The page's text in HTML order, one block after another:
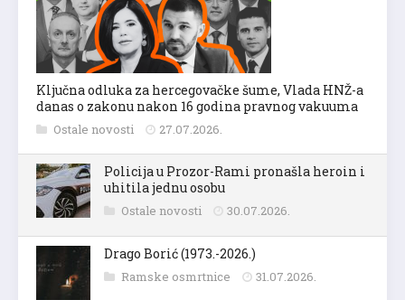
Ključna odluka za hercegovačke šume, Vlada HNŽ-a
danas o zakonu nakon 16 godina pravnog vakuuma
Ostale novosti 27.07.2026.
Policija u Prozor-Rami pronašla heroin i
uhitila jednu osobu
Ostale novosti 30.07.2026.
Drago Borić (1973.-2026.)
Ramske osmrtnice 31.07.2026.